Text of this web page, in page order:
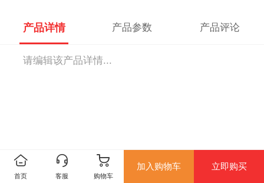
产品详情 产品参数 产品评论
请编辑该产品详情...
首页 客服 购物车
加入购物车 立即购买